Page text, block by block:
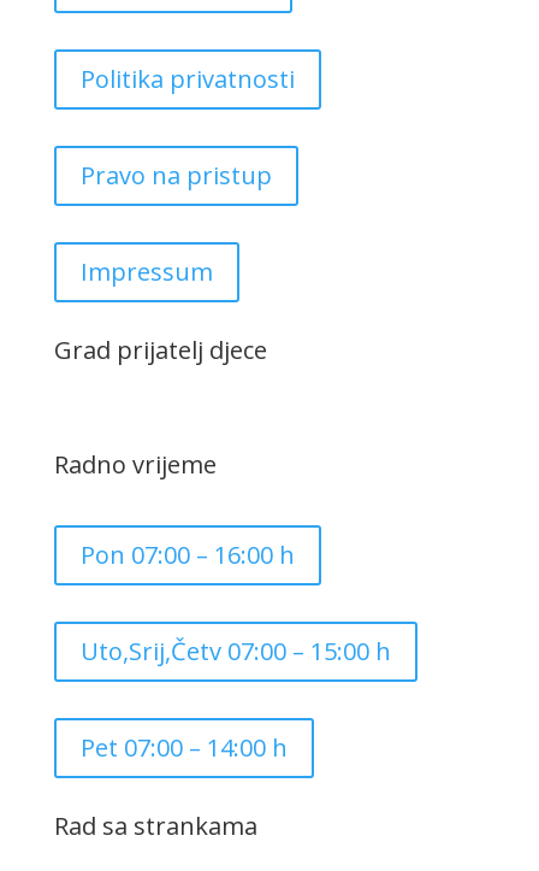
Politika privatnosti
Pravo na pristup
Impressum
Grad prijatelj djece
Radno vrijeme
Pon 07:00 – 16:00 h
Uto,Srij,Četv 07:00 – 15:00 h
Pet 07:00 – 14:00 h
Rad sa strankama